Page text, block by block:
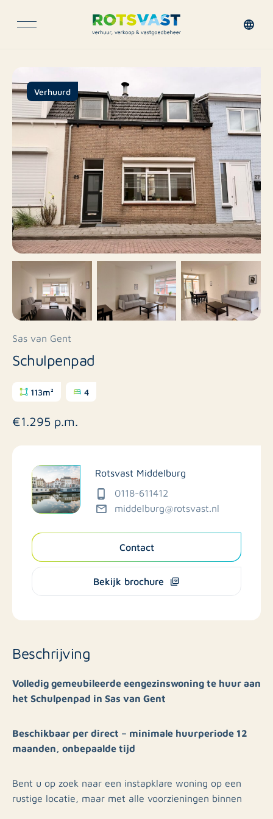
Verhuurd
Sas van Gent
Schulpenpad
113m² 4
€1.295 p.m.
Rotsvast Middelburg
0118-611412
middelburg@rotsvast.nl
Contact
Bekijk brochure
Beschrijving
Volledig gemeubileerde eengezinswoning te huur aan
het Schulpenpad in Sas van Gent
Beschikbaar per direct – minimale huurperiode 12
maanden, onbepaalde tijd
Bent u op zoek naar een instapklare woning op een
rustige locatie, maar met alle voorzieningen binnen